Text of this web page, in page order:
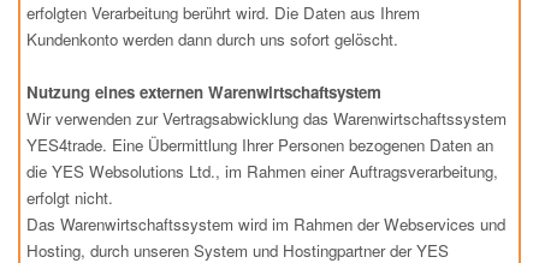
erfolgten Verarbeitung berührt wird. Die Daten aus Ihrem
Kundenkonto werden dann durch uns sofort gelöscht.
Nutzung eines externen Warenwirtschaftsystem
Wir verwenden zur Vertragsabwicklung das Warenwirtschaftssystem
YES4trade. Eine Übermittlung Ihrer Personen bezogenen Daten an
die YES Websolutions Ltd., im Rahmen einer Auftragsverarbeitung,
erfolgt nicht.
Das Warenwirtschaftssystem wird im Rahmen der Webservices und
Hosting, durch unseren System und Hostingpartner der YES